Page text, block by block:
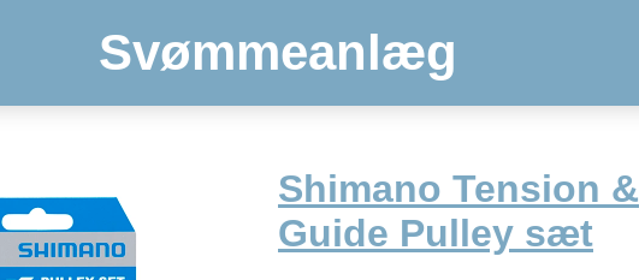
Svømmeanlæg
Shimano Tension &
Guide Pulley sæt